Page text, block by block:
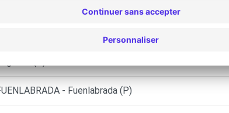
- Fuenlabrada (P)